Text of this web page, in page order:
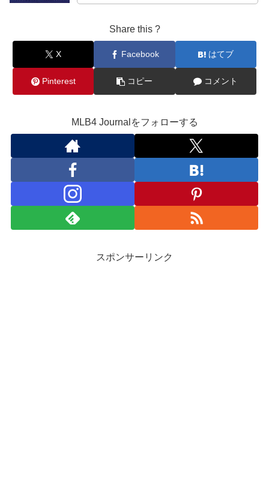
Share this ?
X Facebook はてブ
Pinterest コピー コメント
MLB4 Journalをフォローする
スポンサーリンク